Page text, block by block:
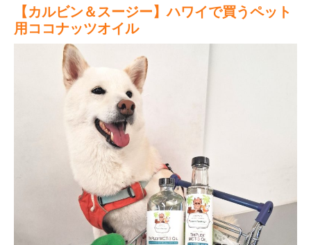
【カルビン＆スージー】ハワイで買うペット
用ココナッツオイル